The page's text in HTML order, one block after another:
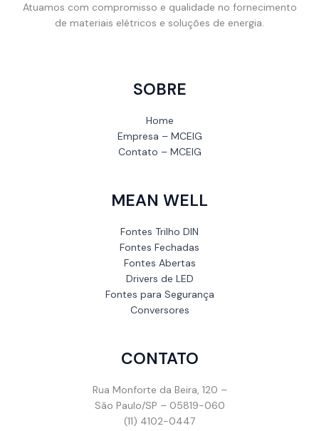
Atuamos com compromisso e qualidade no fornecimento
de materiais elétricos e soluções de energia.
SOBRE
Home
Empresa – MCEIG
Contato – MCEIG
MEAN WELL
Fontes Trilho DIN
Fontes Fechadas
Fontes Abertas
Drivers de LED
Fontes para Segurança
Conversores
CONTATO
Rua Monforte da Beira, 120 –
São Paulo/SP – 05819-060
(11) 4102-0447